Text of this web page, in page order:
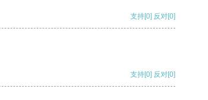
支持[0] 反对[0]
支持[0] 反对[0]